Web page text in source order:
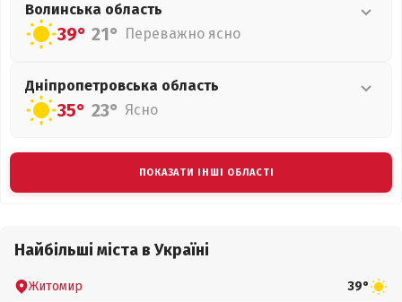
Волинська область
39° 21° Переважно ясно
Дніпропетровська область
35° 23° Ясно
ПОКАЗАТИ ІНШІ ОБЛАСТІ
Найбільші міста в Україні
Житомир 39°